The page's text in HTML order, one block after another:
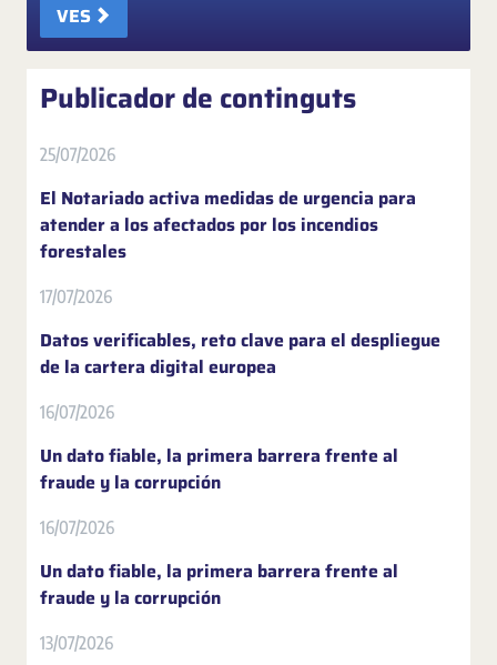
VES
Publicador de continguts
25/07/2026
El Notariado activa medidas de urgencia para
atender a los afectados por los incendios
forestales
17/07/2026
Datos verificables, reto clave para el despliegue
de la cartera digital europea
16/07/2026
Un dato fiable, la primera barrera frente al
fraude y la corrupción
16/07/2026
Un dato fiable, la primera barrera frente al
fraude y la corrupción
13/07/2026